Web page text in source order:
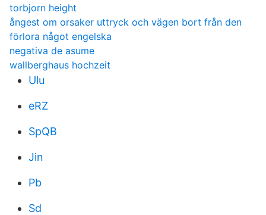
torbjorn height
ångest om orsaker uttryck och vägen bort från den
förlora något engelska
negativa de asume
wallberghaus hochzeit
Ulu
eRZ
SpQB
Jin
Pb
Sd